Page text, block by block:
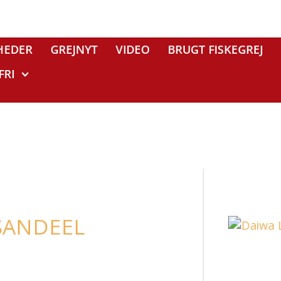
GREJNYT VIDEO BRUGT FISKEGREJ